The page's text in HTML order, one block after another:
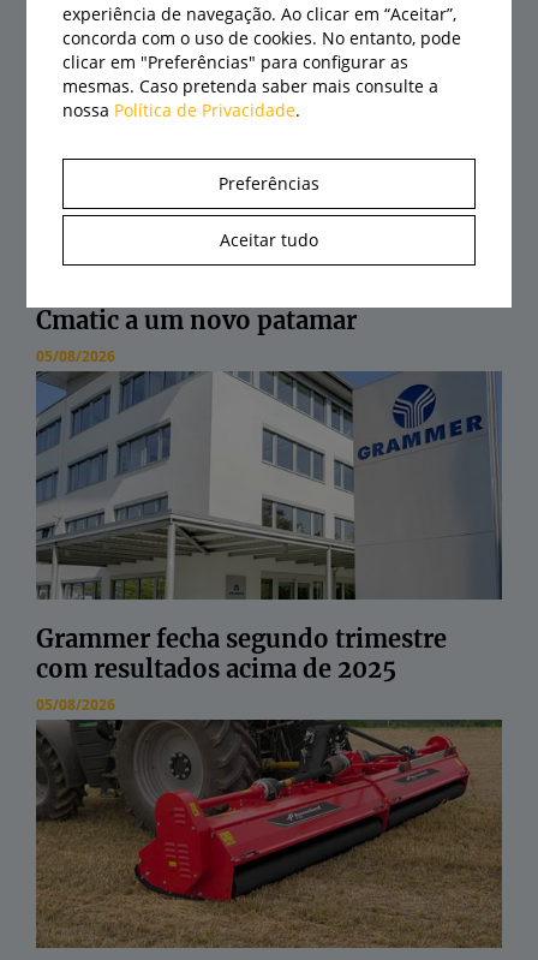
Cmatic a um novo patamar
05/08/2026
Grammer fecha segundo trimestre
com resultados acima de 2025
05/08/2026
experiência de navegação. Ao clicar em “Aceitar”,
concorda com o uso de cookies. No entanto, pode
clicar em "Preferências" para configurar as
mesmas. Caso pretenda saber mais consulte a
nossa Política de Privacidade.
Preferências
Aceitar tudo